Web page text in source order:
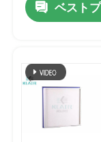
ベスト